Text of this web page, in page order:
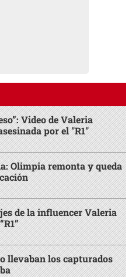
Video de Valeria
por el "R1"
Olimpia remonta y queda
de la influencer Valeria
llevaban los capturados